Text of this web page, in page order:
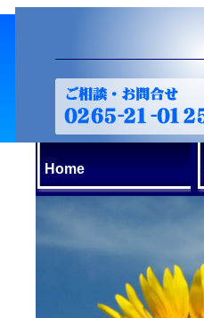
Home